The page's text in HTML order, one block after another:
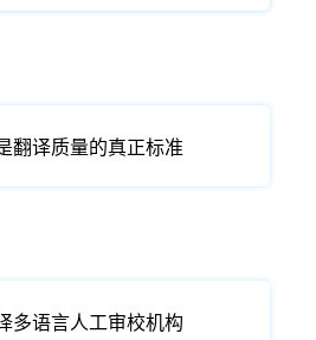
翻译质量的真正标准
多语言人工审校机构